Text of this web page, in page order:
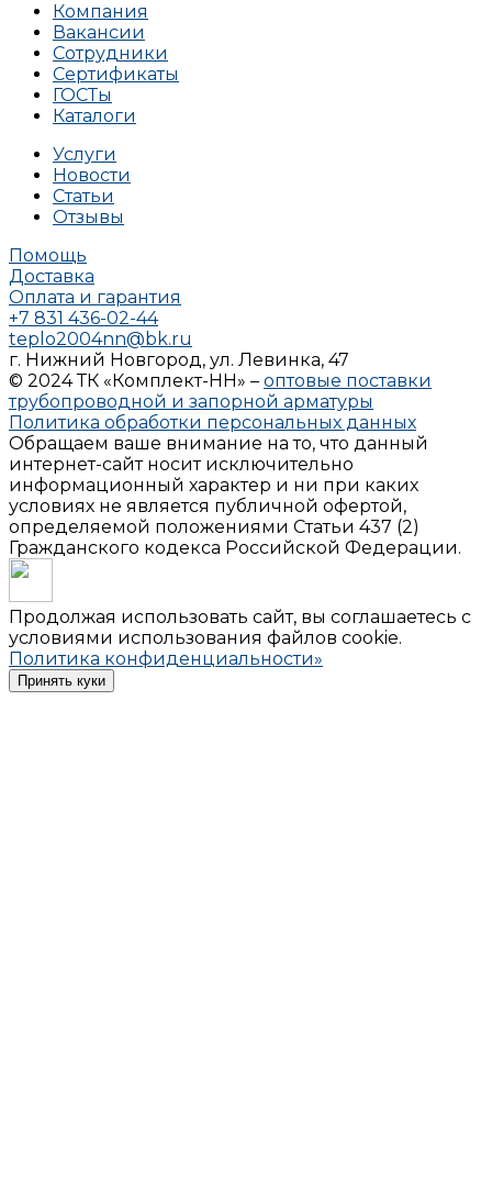
Компания
Вакансии
Сотрудники
Сертификаты
ГОСТы
Каталоги
Услуги
Новости
Статьи
Отзывы
Помощь
Доставка
Оплата и гарантия
+7 831 436-02-44
teplo2004nn@bk.ru
г. Нижний Новгород, ул. Левинка, 47
© 2024 ТК «Комплект-НН» – оптовые поставки
трубопроводной и запорной арматуры
Политика обработки персональных данных
Обращаем ваше внимание на то, что данный
интернет-сайт носит исключительно
информационный характер и ни при каких
условиях не является публичной офертой,
определяемой положениями Статьи 437 (2)
Гражданского кодекса Российской Федерации.
Продолжая использовать сайт, вы соглашаетесь с
условиями использования файлов cookie.
Политика конфиденциальности»
Принять куки